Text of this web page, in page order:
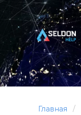
Главная /